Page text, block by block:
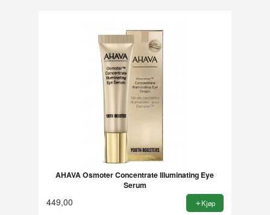
AHAVA Osmoter Concentrate Illuminating Eye
Serum
449,00 Kjøp